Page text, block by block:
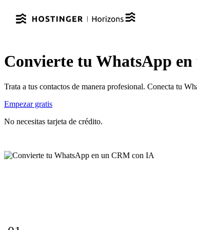
Convierte tu WhatsApp
Trata a tus contactos de manera profesional. Conecta tu
Empezar gratis
No necesitas tarjeta de crédito.